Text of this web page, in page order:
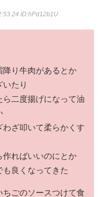
ID:hPd12b1U
降り牛肉があるとか
たり
二度揚げになって油
ざ叩いて柔らかくす
作ればいいのにとか
良くなってきた
ごのソースつけて食